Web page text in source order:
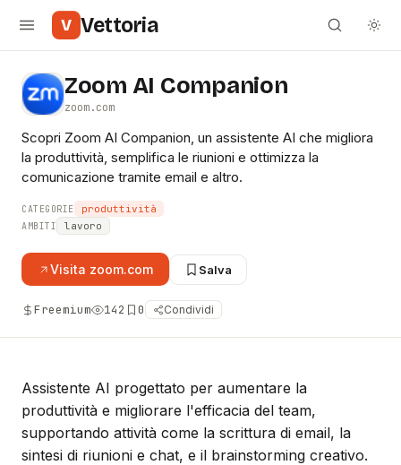
V Vettoria
Zoom AI Companion
zoom.com
Scopri Zoom AI Companion, un assistente AI che migliora
la produttività, semplifica le riunioni e ottimizza la
comunicazione tramite email e altro.
CATEGORIE produttività
AMBITI lavoro
Visita zoom.com Salva
Freemium 142 0 Condividi
Assistente AI progettato per aumentare la
produttività e migliorare l'efficacia del team,
supportando attività come la scrittura di email, la
sintesi di riunioni e chat, e il brainstorming creativo.